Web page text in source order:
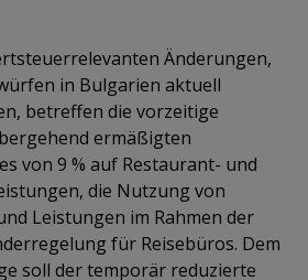
Änderungen,
in Bulgarien aktuell
betreffen die vorzeitige
ermäßigten
von 9 % auf Restaurant- und
die Nutzung von
Leistungen im Rahmen der
für Reisebüros. Dem
soll der temporär reduzierte